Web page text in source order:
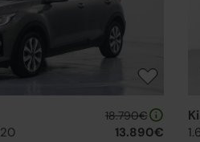
18.790€
13.890€